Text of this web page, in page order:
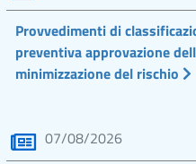
Provvedimenti di
preventiva approvazione
minimizzazione del rischio
07/08/2026